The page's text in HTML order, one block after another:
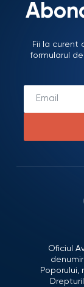
Fii la curent
formularul
Oficiul